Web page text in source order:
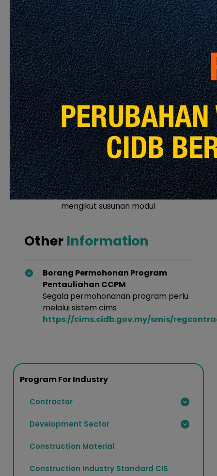
Health Services
Management
4. M04
Healthcare
Housekeeping
and Cleansing
Services
Management
1 6
5. M05
Healthcare
Linen Services
Management
1 6
TOTAL
10
hari
60 jam
* Peserta dikehendaki mengikuti latihan yang
mengikut susunan modul
Other Information
Borang Permohonan Program
Pentauliahan CCPM
Segala permohonanan program perlu
melalui sistem cims
https://cims.cidb.gov.my/smis/
Program For Industry
Contractor
Development Sector
Construction Material
Construction Industry Standard CIS